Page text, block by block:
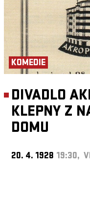
KOMEDIE
DIVADLO
KLEPNY Z
DOMU
20. 4. 1928 19:30,